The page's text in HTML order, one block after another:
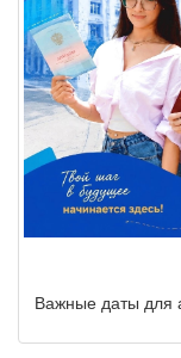
Важные даты для